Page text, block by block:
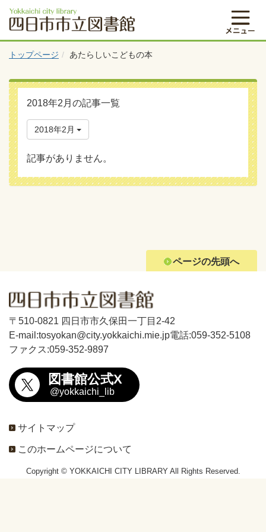
トップページ あたらしいこどもの本
2018年2月の記事一覧
2018年2月
記事がありません。
ページの先頭へ
〒510-0821 四日市市久保田一丁目2-42
E-mail:tosyokan@city.yokkaichi.mie.jp電話:059-352-5108
ファクス:059-352-9897
図書館公式X
@yokkaichi_lib
サイトマップ
このホームページについて
Copyright © YOKKAICHI CITY LIBRARY All Rights Reserved.